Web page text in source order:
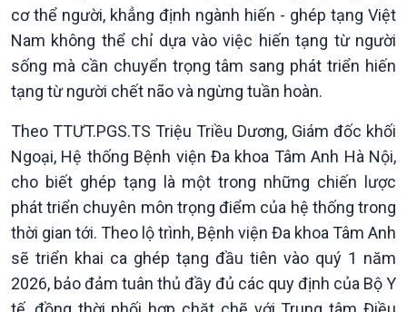
Podcast
Góc nhìn VOV1
Bình luận
10 phút Sự kiện - Luận bàn
Câu chuyện thời sự
Dòng chảy sự kiện
Đối thoại
Diễn đàn chủ nhật
cơ thể người, khẳng định ngành hiến - ghép tạng Việt
Nam không thể chỉ dựa vào việc hiến tạng từ người
sống mà cần chuyển trọng tâm sang phát triển hiến
tạng từ người chết não và ngừng tuần hoàn.
Theo TTƯT.PGS.TS Triệu Triều Dương, Giám đốc khối
Ngoại, Hệ thống Bệnh viện Đa khoa Tâm Anh Hà Nội,
cho biết ghép tạng là một trong những chiến lược
phát triển chuyên môn trọng điểm của hệ thống trong
thời gian tới. Theo lộ trình, Bệnh viện Đa khoa Tâm Anh
sẽ triển khai ca ghép tạng đầu tiên vào quý 1 năm
2026, bảo đảm tuân thủ đầy đủ các quy định của Bộ Y